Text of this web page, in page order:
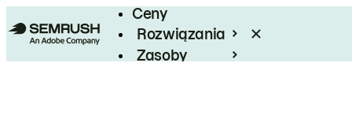
Ceny
Rozwiązania
Zasoby